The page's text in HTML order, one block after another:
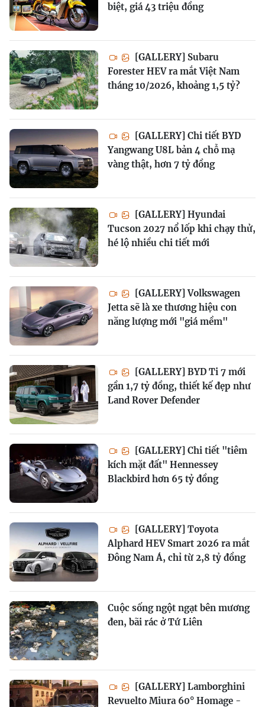
biệt, giá 43 triệu đồng
[GALLERY] Subaru
Forester HEV ra mắt Việt Nam
tháng 10/2026, khoảng 1,5 tỷ?
[GALLERY] Chi tiết BYD
Yangwang U8L bản 4 chỗ mạ
vàng thật, hơn 7 tỷ đồng
[GALLERY] Hyundai
Tucson 2027 nổ lốp khi chạy thử,
hé lộ nhiều chi tiết mới
[GALLERY] Volkswagen
Jetta sẽ là xe thương hiệu con
năng lượng mới "giá mềm"
[GALLERY] BYD Ti 7 mới
gần 1,7 tỷ đồng, thiết kế đẹp như
Land Rover Defender
[GALLERY] Chi tiết "tiêm
kích mặt đất" Hennessey
Blackbird hơn 65 tỷ đồng
[GALLERY] Toyota
Alphard HEV Smart 2026 ra mắt
Đông Nam Á, chỉ từ 2,8 tỷ đồng
Cuộc sống ngột ngạt bên mương
đen, bãi rác ở Tứ Liên
[GALLERY] Lamborghini
Revuelto Miura 60° Homage -